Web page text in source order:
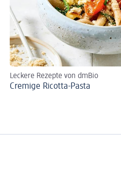
Leckere Rezepte von dmBio
Cremige Ricotta-Pasta